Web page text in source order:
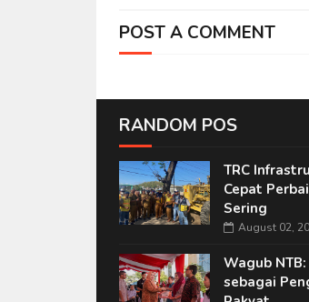
POST A COMMENT
RANDOM POS
TRC
Cepat
Sering
August 02,
Wagub
sebagai